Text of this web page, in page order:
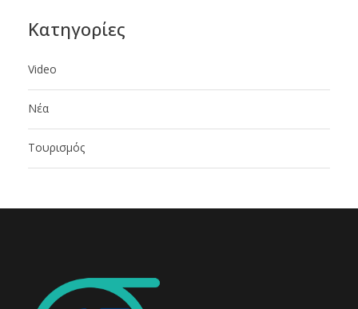
Kατηγορίες
Video
Νέα
Τουρισμός